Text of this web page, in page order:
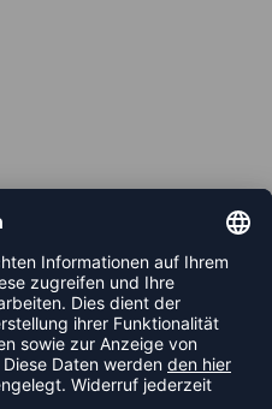
UND VERPASSE KEINE